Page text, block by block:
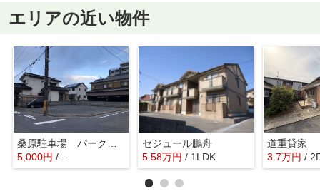
エリアの近い物件
5,000円 / -
セジュール鵬舟
5.58万円 / 1LDK
道重貸家
3.7万円 /